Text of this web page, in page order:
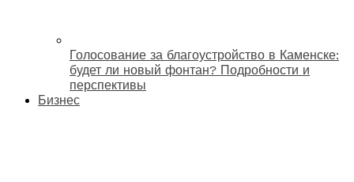
Голосование за благоустройство в Каменске:
будет ли новый фонтан? Подробности и
перспективы
Бизнес